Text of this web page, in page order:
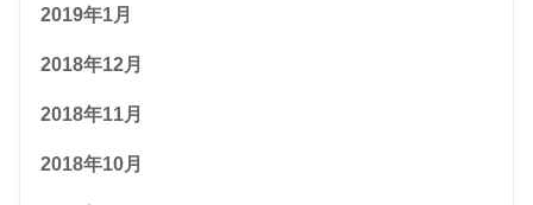
2019年1月
2018年12月
2018年11月
2018年10月